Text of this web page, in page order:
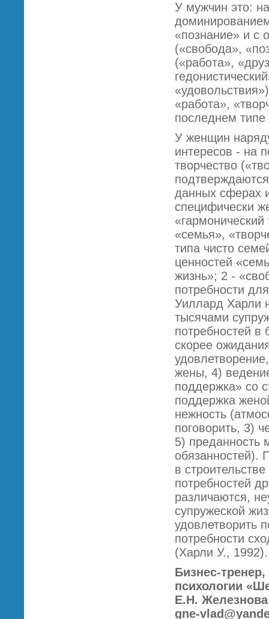
У мужчин это:
«познание» и с
(«свобода»,
(«работа»,
«работа»,
последнем
У женщин
интересов - на
творчество
данных сферах
специфически
«семья»,
типа чисто
ценностей
жизнь»; 2 -
потребности
Уиллард Харли
тысячами
потребностей в
скорее
жены, 4)
поддержка» со
поддержка
нежность
поговорить, 3)
5) преданность
обязанностей).
в
потребностей
различаются,
супружеской
удовлетворить
потребности
(Харли У., 1992).
Бизнес-тренер,
психологии
Е.Н. Железнова
gne-